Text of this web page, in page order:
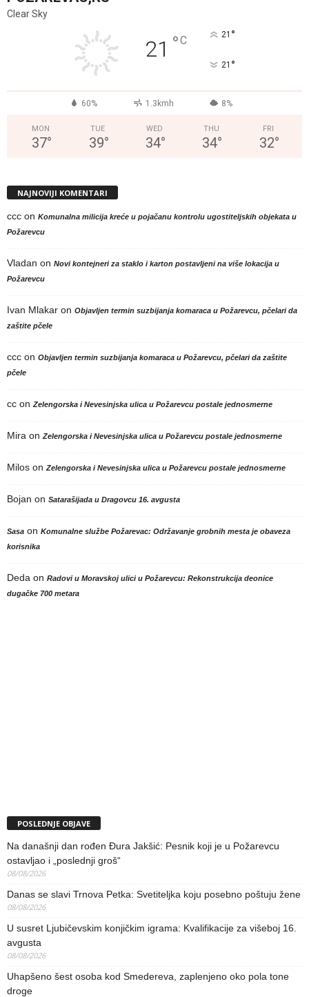
Clear Sky
21 °C 21 °
21 °
60% 1.3kmh 8%
MON
37°
TUE
39°
WED
34°
THU
34°
FRI
32°
NAJNOVIJI KOMENTARI
ccc on Komunalna milicija kreće u pojačanu kontrolu ugostiteljskih objekata u
Požarevcu
Vladan on Novi kontejneri za staklo i karton postavljeni na više lokacija u
Požarevcu
Ivan Mlakar on Objavljen termin suzbijanja komaraca u Požarevcu, pčelari da
zaštite pčele
ccc on Objavljen termin suzbijanja komaraca u Požarevcu, pčelari da zaštite
pčele
cc onZelengorska i Nevesinjska ulica u Požarevcu postale jednosmerne
Mira onZelengorska i Nevesinjska ulica u Požarevcu postale jednosmerne
Milos onZelengorska i Nevesinjska ulica u Požarevcu postale jednosmerne
Bojan on Satarašijada u Dragovcu 16. avgusta
Sasa on Komunalne službe Požarevac: Održavanje grobnih mesta je obaveza
korisnika
Deda on Radovi u Moravskoj ulici u Požarevcu: Rekonstrukcija deonice
dugačke 700 metara
POSLEDNJE OBJAVE
Na današnji dan rođen Đura Jakšić: Pesnik koji je u Požarevcu
ostavljao i „poslednji groš“
08/08/2026
Danas se slavi Trnova Petka: Svetiteljka koju posebno poštuju žene
08/08/2026
U susret Ljubičevskim konjičkim igrama: Kvalifikacije za višeboj 16.
avgusta
08/08/2026
Uhapšeno šest osoba kod Smedereva, zaplenjeno oko pola tone
droge